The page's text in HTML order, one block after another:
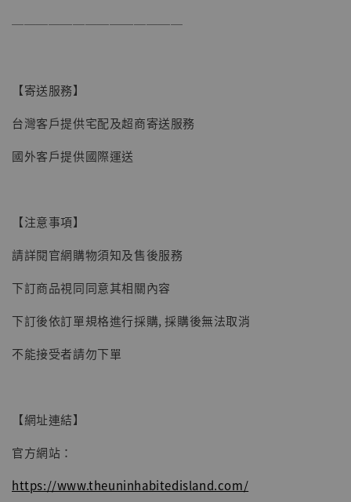
子彈飛 鵝城縣長 張麻子 [BK01]
──────────────
【寄送服務】
台灣客戶提供宅配及超商寄送服務
國外客戶提供國際運送
【注意事項】
請詳閱官網購物須知及售後服務
下訂商品視同同意其相關內容
下訂後依訂單規格進行採購, 採購後無法取消
不能接受者請勿下單
【網址連結】
官方網站：
https://www.theuninhabitedisland.com/